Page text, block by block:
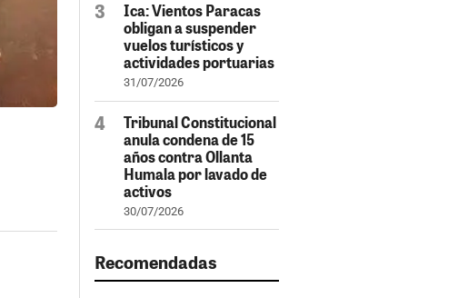
Ica: Vientos Paracas
obligan a suspender
vuelos turísticos y
actividades portuarias
31/07/2026
Tribunal Constitucional
anula condena de 15
años contra Ollanta
Humala por lavado de
activos
30/07/2026
Recomendadas